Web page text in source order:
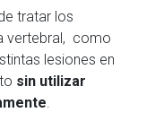
tratar los
vertebral, como
lesiones en
sin utilizar
.